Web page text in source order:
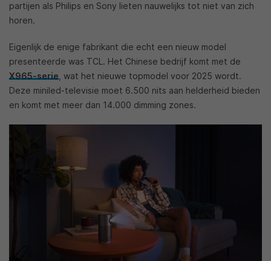
partijen als Philips en Sony lieten nauwelijks tot niet van zich
horen.
Eigenlijk de enige fabrikant die echt een nieuw model
presenteerde was TCL. Het Chinese bedrijf komt met de
X965-serie , wat het nieuwe topmodel voor 2025 wordt.
Deze miniled-televisie moet 6.500 nits aan helderheid bieden
en komt met meer dan 14.000 dimming zones.